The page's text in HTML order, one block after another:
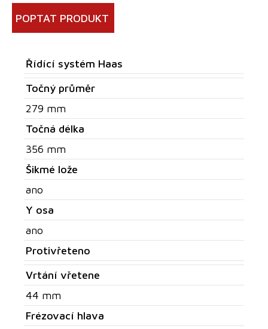
POPTAT PRODUKT
Řídící systém Haas
Točný průměr
279 mm
Točná délka
356 mm
Šikmé lože
ano
Y osa
ano
Protivřeteno
Vrtání vřetene
44 mm
Frézovací hlava